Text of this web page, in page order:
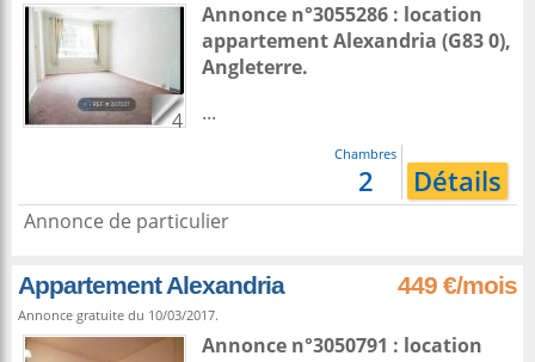
4
Annonce n°3055286 : location
appartementAlexandria (G83 0),
Angleterre.
...
Chambres
2 Détails
Annonce de particulier
Appartement Alexandria 449 €/mois
Annonce gratuite du 10/03/2017.
Annonce n°3050791 : location